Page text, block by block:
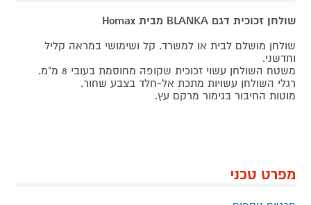
שולחן זכוכית דגם BLANKA מבית Homax
שולחן מושלם לבית או למשרד. קל ושימושי במראה קליל
וחדשני.
משטח השולחן עשוי זכוכית שקופה מחוסמת בעובי 8 מ"מ.
רגלי השולחן עשויות מתכת אל-חלד בצבע שחור.
מוטות החיבור בגימור מרקם עץ.
מפרט טכני